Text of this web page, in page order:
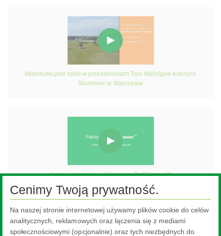
Wielofunkcyjne szkło w przeszkleniach Toru Wyścigów Konnych
Służewiec w Warszawie
Szkło antykorozyjne PilkingtonOptiShower™
makechange™
Embrace change
Cenimy Twoją prywatność.
Na naszej stronie internetowej używamy plików cookie do celów
analitycznych, reklamowych oraz łączenia się z mediami
społecznościowymi (opcjonalnie) oraz tych niezbędnych do